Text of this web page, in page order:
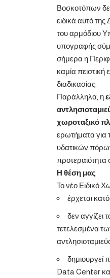
Βοσκοτόπων
ειδικά αυτό
του αρμόδιου
υπογραφής
σήμερα η
καμία πειστική
διαδικασίας.
Παράλληλα, η
χωροταξικό
ερωτήματα για
υδατικών πόρων
προτεραιότητα
Η θέση μας
Το νέο Ειδικό
έρχεται
δεν αγγίζει
τετελεσμένα
δημιουργεί
Data Center